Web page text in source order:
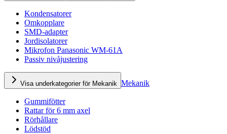
Kondensatorer
Omkopplare
SMD-adapter
Jordisolatorer
Mikrofon Panasonic WM-61A
Passiv nivåjustering
Visa underkategorier för Mekanik Mekanik
Gummifötter
Rattar för 6 mm axel
Rörhållare
Lödstöd